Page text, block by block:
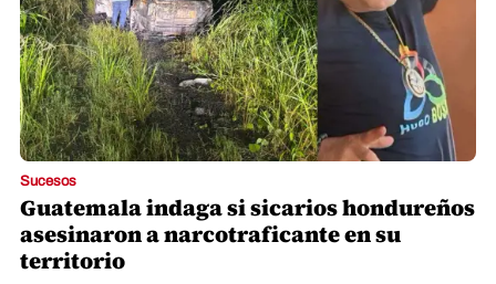
Sucesos
Guatemala indaga si sicarios hondureños
asesinaron a narcotraficante en su
territorio